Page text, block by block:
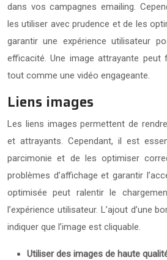
dans vos campagnes emailing.
les utiliser avec prudence et de les
garantir une expérience utilisateur
efficacité. Une image attrayante peut
tout comme une vidéo engageante.
Liens images
Les liens images permettent de
et attrayants. Cependant, il est
parcimonie et de les optimiser
problèmes d’affichage et garantir
optimisée peut ralentir le
l’expérience utilisateur. L’ajout d’une
indiquer que l’image est cliquable.
Utiliser des images de haute